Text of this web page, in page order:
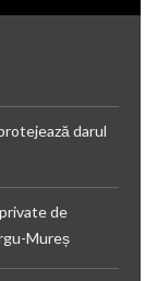
darul
de
Mureș